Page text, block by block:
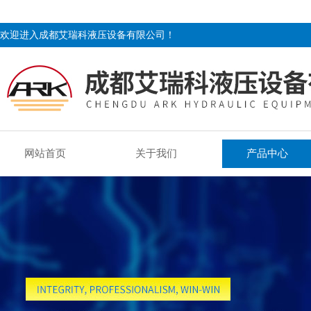
欢迎进入成都艾瑞科液压设备有限公司！
网站首页 关于我们 产品中心